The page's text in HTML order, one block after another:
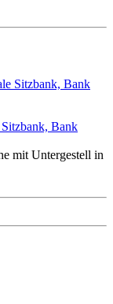
Bank
mit Untergestell in